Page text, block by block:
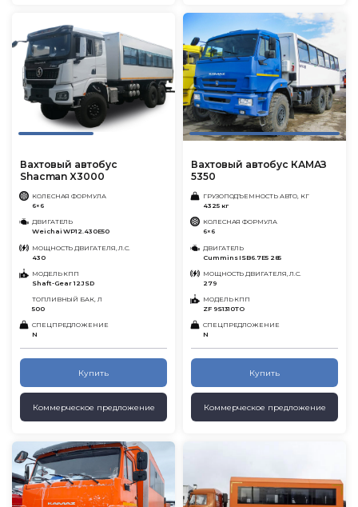
Вахтовый автобус
Shacman X3000
КОЛЕСНАЯ ФОРМУЛА
6×6
ДВИГАТЕЛЬ
Weichai WP12.430E50
МОЩНОСТЬ ДВИГАТЕЛЯ, Л.С.
430
МОДЕЛЬ КПП
Shaft-Gear 12JSD
ТОПЛИВНЫЙ БАК, Л
500
СПЕЦПРЕДЛОЖЕНИЕ
N
Купить
Коммерческое предложение
Вахтовый автобус КАМАЗ
5350
ГРУЗОПОДЪЕМНОСТЬ АВТО, КГ
4325 кг
КОЛЕСНАЯ ФОРМУЛА
6×6
ДВИГАТЕЛЬ
Cummins ISB6.7E5 285
МОЩНОСТЬ ДВИГАТЕЛЯ, Л.С.
279
МОДЕЛЬ КПП
ZF 9S1310TO
СПЕЦПРЕДЛОЖЕНИЕ
N
Купить
Коммерческое предложение